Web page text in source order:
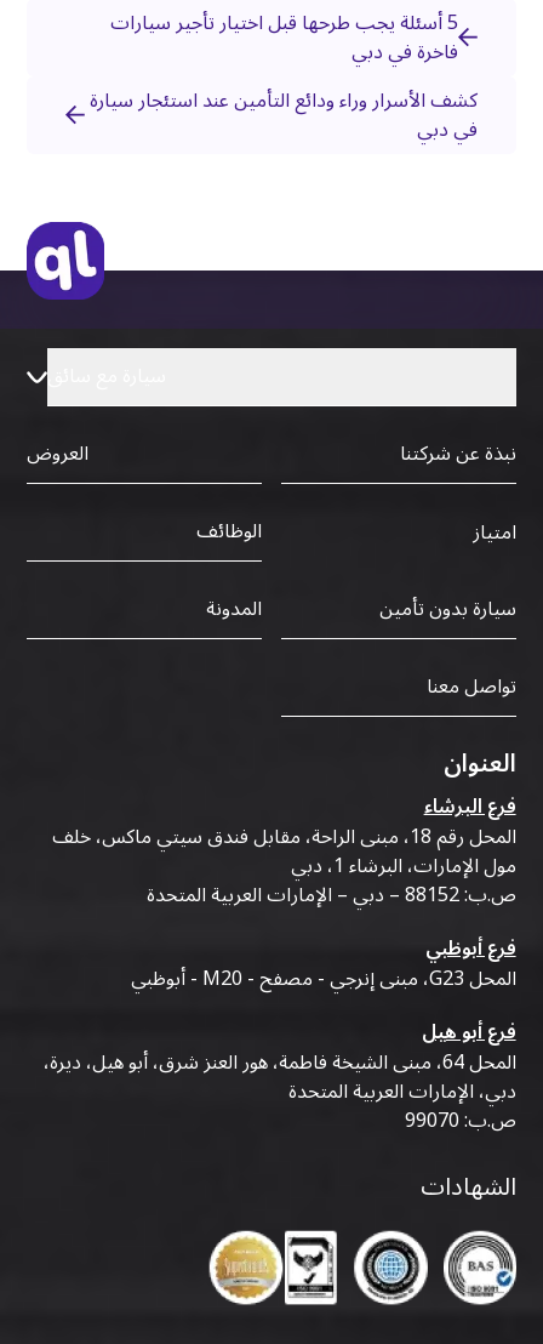
5 أسئلة يجب طرحها قبل اختيار تأجير سيارات
فاخرة في دبي
كشف الأسرار وراء ودائع التأمين عند استئجار سيارة
في دبي
نبذة عن شركتنا
العروض
امتياز
الوظائف
سيارة بدون تأمين
المدونة
تواصل معنا
العنوان
فرع البرشاء
المحل رقم 18، مبنى الراحة، مقابل فندق سيتي ماكس، خلف
مول الإمارات، البرشاء 1، دبي
ص.ب: 88152 – دبي – الإمارات العربية المتحدة
فرع أبوظبي
المحل G23، مبنى إنرجي - مصفح - M20 - أبوظبي
فرع أبو هيل
المحل 64، مبنى الشيخة فاطمة، هور العنز شرق، أبو هيل، ديرة،
دبي، الإمارات العربية المتحدة
ص.ب: 99070
الشهادات